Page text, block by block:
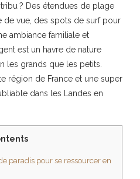
? Des étendues de plage
de vue, des spots de surf pour
ambiance familiale et
est un havre de nature
les grands que les petits.
région de France et une super
dans les Landes en
paradis pour se ressourcer en